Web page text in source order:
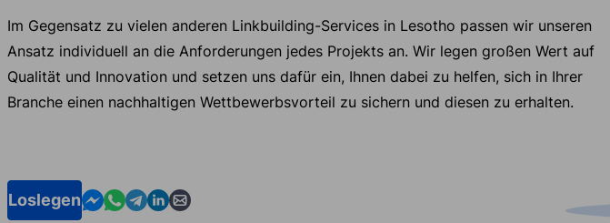
Im Gegensatz zu vielen anderen Linkbuilding-Services in Lesotho passen wir unseren
Ansatz individuell an die Anforderungen jedes Projekts an. Wir legen großen Wert auf
Qualität und Innovation und setzen uns dafür ein, Ihnen dabei zu helfen, sich in Ihrer
Branche einen nachhaltigen Wettbewerbsvorteil zu sichern und diesen zu erhalten.
LoslegenContact us in Messenger
Contact us in WhatsApp
Contact us in Telegram
Contact us in Linkedin
Contact us by email